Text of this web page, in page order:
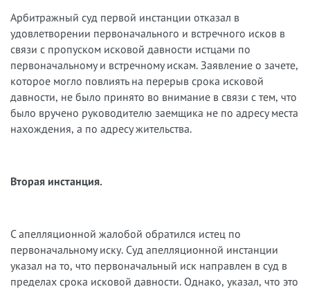
Арбитражный суд первой инстанции отказал в
удовлетворении первоначального и встречного исков в
связи с пропуском исковой давности истцами по
первоначальному и встречному искам. Заявление о зачете,
которое могло повлиять на перерыв срока исковой
давности, не было принято во внимание в связи с тем, что
было вручено руководителю заемщика не по адресу места
нахождения, а по адресу жительства.
Вторая инстанция.
С апелляционной жалобой обратился истец по
первоначальному иску. Суд апелляционной инстанции
указал на то, что первоначальный иск направлен в суд в
пределах срока исковой давности. Однако, указал, что это